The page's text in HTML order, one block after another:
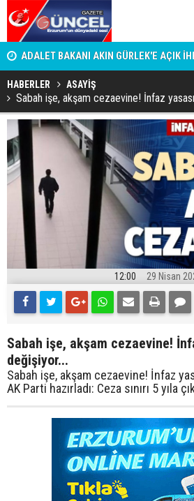
ADALET BAKANI AKIN GÜRLEK'E AÇIK
KİM KORUYOR?
HABERLER ASAYİŞ
Sabah işe, akşam cezaevine! İnfaz
12:00 29 Nisan
Sabah işe, akşam cezaevine!
değişiyor...
Sabah işe, akşam cezaevine! İnfaz
AK Parti hazırladı: Ceza sınırı 5 yıla